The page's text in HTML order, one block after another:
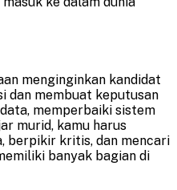
menginginkan kandidat
dan membuat keputusan
memperbaiki sistem
murid, kamu harus
berpikir kritis, dan mencari
banyak bagian di